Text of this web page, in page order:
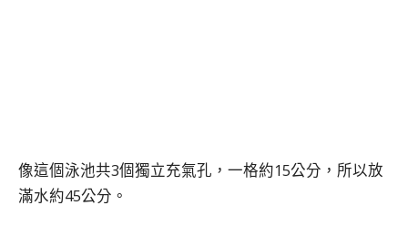
像這個泳池共3個獨立充氣孔，一格約15公分，所以放
滿水約45公分。